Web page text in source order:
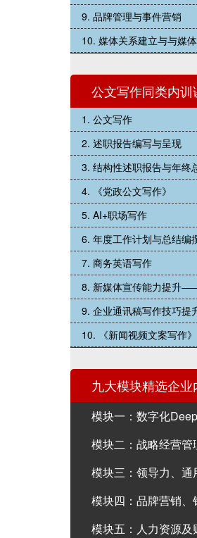
9. 品牌管理与事件营销
10. 媒体关系建立与与媒
公文写作同类内训
1. 公文写作
2. 述职报告编写与呈现
3. 结构性述职报告与年终
4. 《党政公文写作》
5. AI+职场写作
6. 年度工作计划与总结编
7. 商务英语写作
8. 新媒体宣传能力提升
9. 企业通讯稿写作技巧提
10. 《新闻视频文案写作》
九大模块精选企业
模块一：数字化
模块二：战略经营管
模块三：领导力、通
模块四：品牌营销、
模块五：人力资源及